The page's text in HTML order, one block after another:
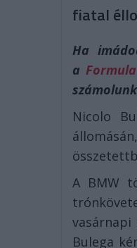
fiatal
Ha
a
Nicolo
A BMW
vasárnapi
Bulega